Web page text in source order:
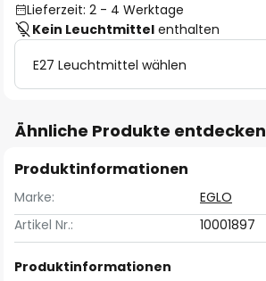
Lieferzeit: 2 - 4 Werktage
Kein Leuchtmittel enthalten
E27 Leuchtmittel wählen
Ähnliche Produkte entdecken
Produktinformationen
Marke:
EGLO
Artikel Nr.:
10001897
Produktinformationen